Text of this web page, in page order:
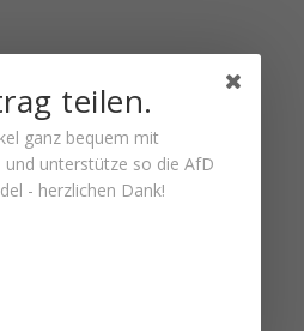
teilen.
ganz bequem mit
und unterstütze so die AfD
- herzlichen Dank!